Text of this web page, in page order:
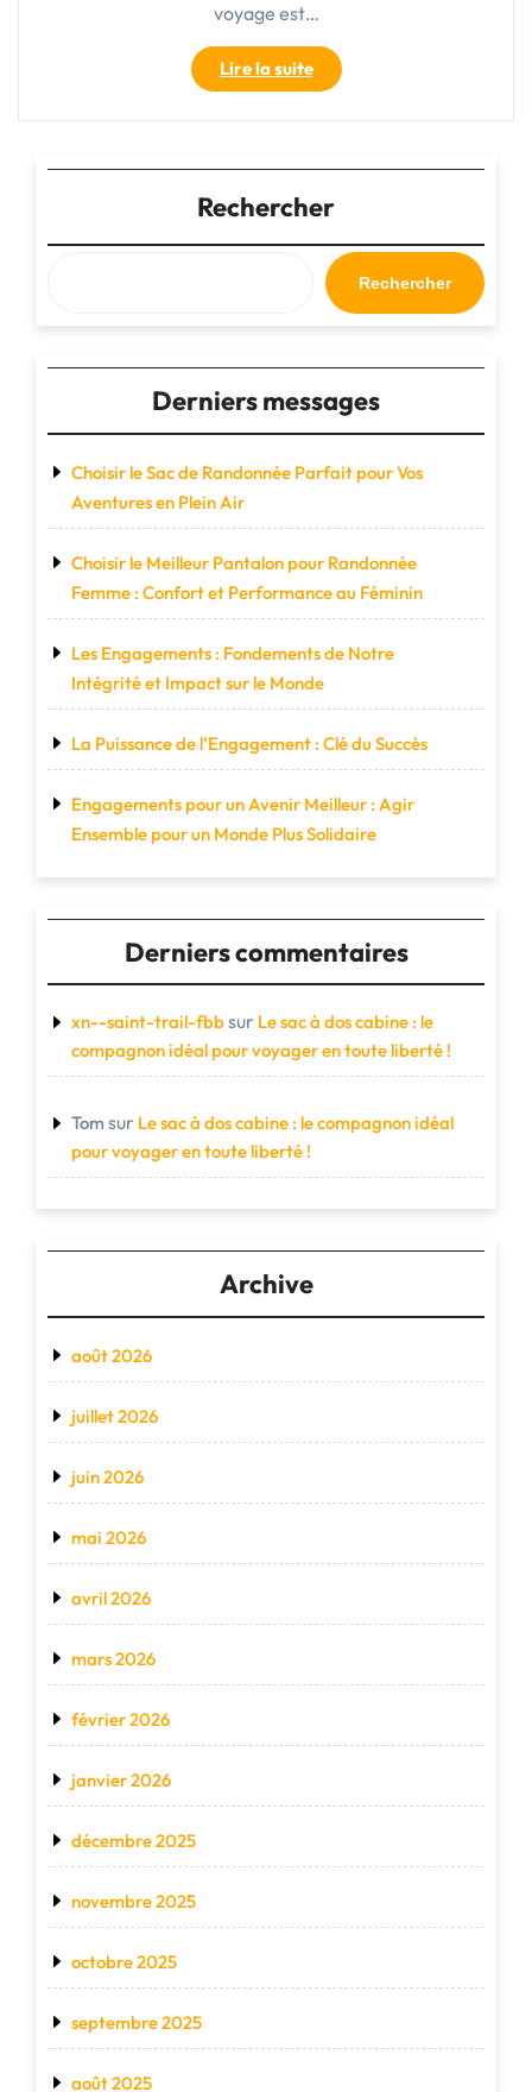
voyage est…
Lire la suite"Le
sac
à
de
voyage
:
l’indispensable
compagnon
pour
Rechercher
Rechercher
Derniers messages
Choisir le Sac de Randonnée Parfait pour Vos
Aventures en Plein Air
Choisir le Meilleur Pantalon pour Randonnée
Femme : Confort et Performance au Féminin
Les Engagements : Fondements de Notre
Intégrité et Impact sur le Monde
La Puissance de l’Engagement : Clé du Succès
Engagements pour un Avenir Meilleur : Agir
Ensemble pour un Monde Plus Solidaire
Derniers commentaires
xn--saint-trail-fbbsur Le sac à dos cabine : le
compagnon idéal pour voyager en toute liberté !
Tom sur Le sac à dos cabine : le compagnon idéal
pour voyager en toute liberté !
Archive
août 2026
juillet 2026
juin 2026
mai 2026
avril 2026
mars 2026
février 2026
janvier 2026
décembre 2025
novembre 2025
octobre 2025
septembre 2025
août 2025